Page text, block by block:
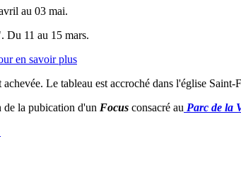
au 03 mai.
Du 11 au 15 mars.
en savoir plus
achevée. Le tableau est accroché dans l'église Saint-
de la pubication d'un Focus consacré au Parc de la